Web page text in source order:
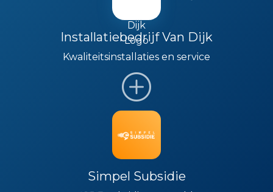
Installatiebedrijf Van Dijk
Kwaliteitsinstallaties en service
Simpel Subsidie